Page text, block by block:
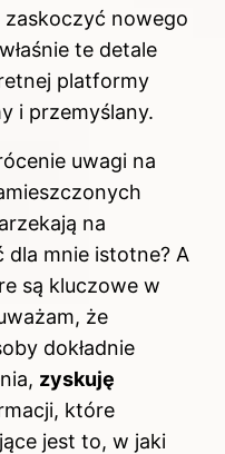
zaskoczyć nowego
te detale
platformy
i przemyślany.
uwagi na
na
dla mnie istotne? A
są kluczowe w
że
dokładnie
zyskuję
które
jest to, w jaki